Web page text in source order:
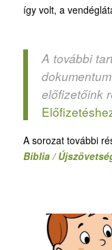
így volt, a
A további
előfizetőink
A sorozat további
Biblia /